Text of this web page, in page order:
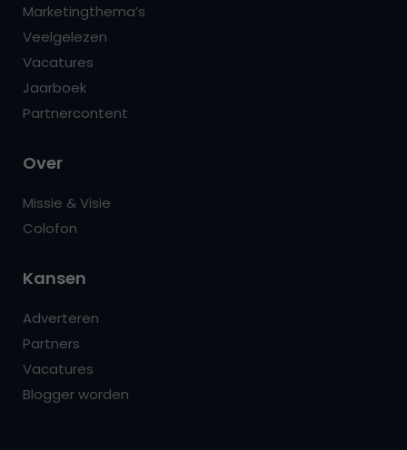
Marketingthema’s
Veelgelezen
Vacatures
Jaarboek
Partnercontent
Over
Missie & Visie
Colofon
Kansen
Adverteren
Partners
Vacatures
Blogger worden